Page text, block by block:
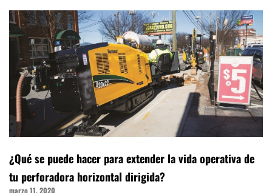
¿Qué se puede hacer para extender la vida operativa de
tu perforadora horizontal dirigida?
marzo 11, 2020